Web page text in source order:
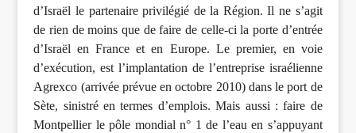
d’Israël le partenaire privilégié de la Région. Il ne s’agit
de rien de moins que de faire de celle-ci la porte d’entrée
d’Israël en France et en Europe. Le premier, en voie
d’exécution, est l’implantation de l’entreprise israélienne
Agrexco (arrivée prévue en octobre 2010) dans le port de
Sète, sinistré en termes d’emplois. Mais aussi : faire de
Montpellier le pôle mondial n° 1 de l’eau en s’appuyant